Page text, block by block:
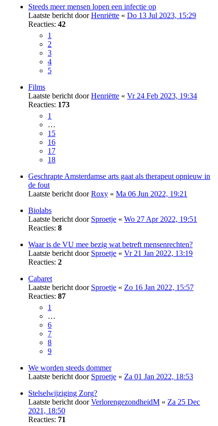
Steeds meer mensen lopen een infectie op
Laatste bericht doorHenriëtte « Do 13 Jul 2023, 15:29
Reacties: 42
1
2
3
4
5
Films
Laatste bericht doorHenriëtte « Vr 24 Feb 2023, 19:34
Reacties: 173
1
…
15
16
17
18
Geschrapte Amsterdamse arts gaat als therapeut opnieuw in
de fout
Laatste bericht doorRoxy « Ma 06 Jun 2022, 19:21
Biolabs
Laatste bericht door Sproetje « Wo 27 Apr 2022, 19:51
Reacties: 8
Waar is de VU mee bezig wat betreft mensenrechten?
Laatste bericht door Sproetje « Vr 21 Jan 2022, 13:19
Reacties: 2
Cabaret
Laatste bericht door Sproetje « Zo 16 Jan 2022, 15:57
Reacties: 87
1
…
6
7
8
9
We worden steeds dommer
Laatste bericht door Sproetje « Za 01 Jan 2022, 18:53
Stelselwijziging Zorg?
Laatste bericht doorVerlorengezondheidM « Za 25 Dec
2021, 18:50
Reacties: 71